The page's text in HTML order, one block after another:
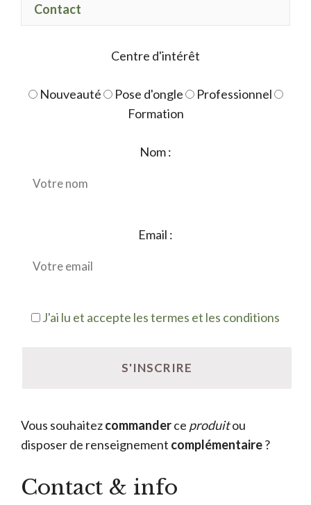
Contact
Centre d'intérêt
Nouveauté Pose d'ongle
Professionnel
Formation
Nom :
Email :
J'ai lu et accepte les termes et les conditions
Vous souhaitezcommanderce produitou
disposer de renseignement complémentaire?
Contact & info